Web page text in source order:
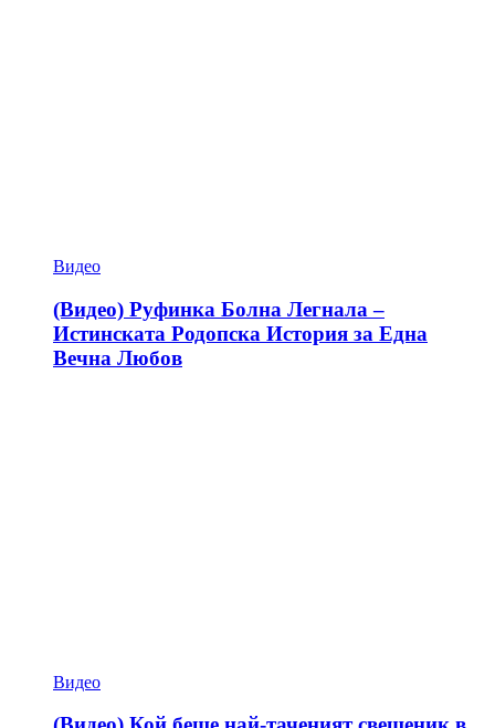
Видео
(Видео) Руфинка Болна Легнала –
Истинската Родопска История за Една
Вечна Любов
Видео